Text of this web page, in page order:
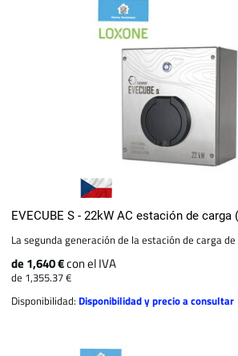
EVECUBE S - 22kW AC estación de carga
La segunda generación de la estación de carga de
de 1,640 €con el IVA
de 1,355.37 €
Disponibilidad: Disponibilidad y precio a consultar